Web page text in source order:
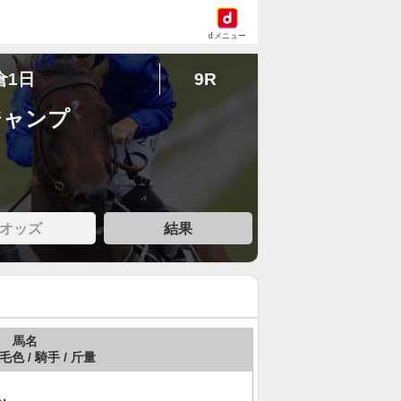
dメニュー
1日 9R
ンプ
オッズ 結果
馬名
色 / 騎手 / 斤量